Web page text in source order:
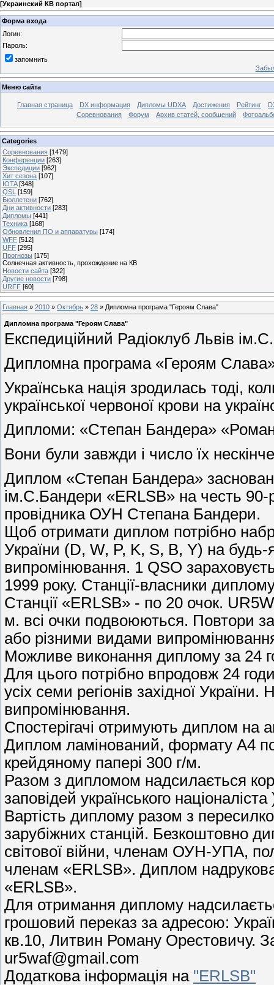
[Украинский КВ портал]
Форма входа
Логин:
Пароль:
запомнить
Меню сайта
Главная страница DX информация Дипломы UDXA Достижения Рейтинг
Соревнования
Форум Архив статей, сообщений
Categories
Соревнования [1479]
Конференции [263]
Экспедиции [962]
Хит сезона [107]
IOTA [348]
QSL [159]
Бюллетени [762]
Дни активности [283]
Дипломы [441]
Техника [168]
Обновления ПО и аппаратуры [174]
WFF [512]
UFF [295]
Прогнозы [175]
Солнечная активность, прохождение на КВ
Новости сайта [322]
Другие новости [798]
URFF [60]
Главная » 2010 » Октябрь » 28 » Дипломна програма "Героям Слава"
Дипломна програма "Героям Слава"
Експедиційний Радіоклуб Львів
Дипломна програма «Героям
Українська нація зродилась тоді,
української червоної крови на
Дипломи: «Степан Бандера»
Вони були завжди і число їх
Диплом «Степан Бандера»
ім.С.Бандери «ERLSB» на честь 90-
провідника ОУН Степана Бандери.
Щоб отримати диплом потрібно
України (D, W, P, K, S, B, Y) на
випромінювання. 1 QSO
1999 року. Станції-власники
Станції «ERLSB» - по 20 очок.
м. всі очки подвоюються. Повтори
або різними видами
Можливе виконання диплому за 24
Для цього потрібно впродовж 24
усіх семи регіонів західної
випромінювання.
Спостерігачі отримують диплом на
Диплом ламінований, формату А4
крейдяному папері 300 г/м.
Разом з дипломом надсилається
заповідей українського націоналіста
Вартість диплому разом з
зарубіжних станцій. Безкоштовно
світової війни, членам ОУН-УПА,
членам «ERLSB». Диплом
«ERLSB».
Для отримання диплому
грошовий переказ за адресою:
кв.10, Литвин Роману Орестовичу.
ur5waf@gmail.com
Додаткова інформація на "ERLSB"